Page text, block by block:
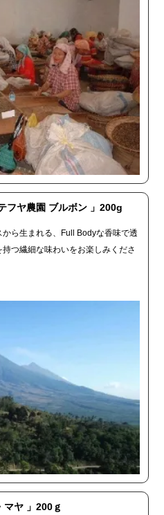
フヤ農園 ブルボン 」200g
ら生まれる、Full Bodyな香味で透
つ繊細な味わいをお楽しみくださ
マヤ 」200ｇ